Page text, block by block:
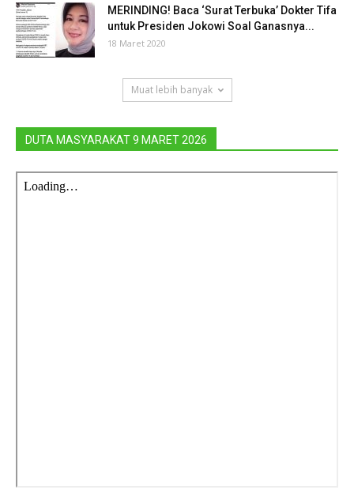
MERINDING! Baca ‘Surat Terbuka’ Dokter Tifa
untuk Presiden Jokowi Soal Ganasnya...
18 Maret 2020
Muat lebih banyak
DUTA MASYARAKAT 9 MARET 2026